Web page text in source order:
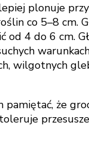
plonuje
co 5–8 cm.
od 4 do 6 cm.
wilgotnych
pamiętać, że